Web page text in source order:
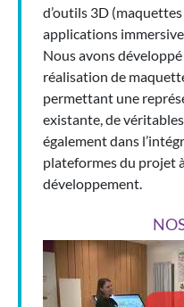
d’outils 3D
applications
Nous avons
réalisation de
permettant une
existante, de
également dans
plateformes du projet
développement.